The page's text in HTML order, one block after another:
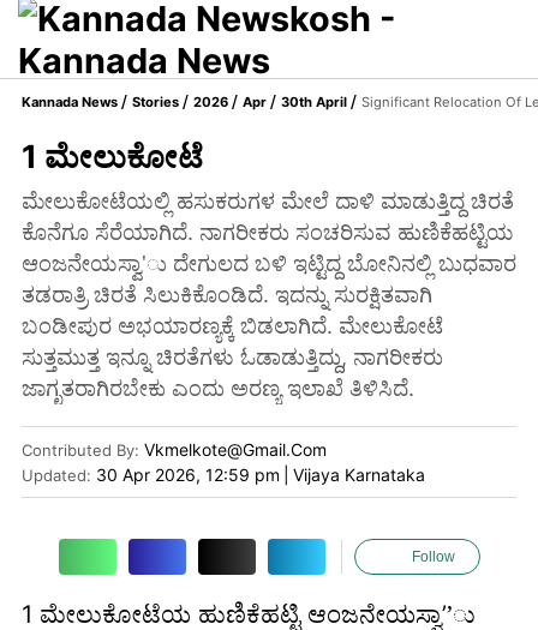
Kannada News Stories 2026 Apr 30th April Significant Relocation Of
1 ಮೇಲುಕೋಟೆ
ಮೇಲುಕೋಟೆಯಲ್ಲಿ ಹಸುಕರುಗಳ ಮೇಲೆ ದಾಳಿ ಮಾಡುತ್ತಿದ್ದ ಚಿರತೆ
ಕೊನೆಗೂ ಸೆರೆಯಾಗಿದೆ. ನಾಗರೀಕರು ಸಂಚರಿಸುವ ಹುಣಿಕೆಹಟ್ಟಿಯ
ಆಂಜನೇಯಸ್ವಾ'ು ದೇಗುಲದ ಬಳಿ ಇಟ್ಟಿದ್ದ ಬೋನಿನಲ್ಲಿ ಬುಧವಾರ
ತಡರಾತ್ರಿ ಚಿರತೆ ಸಿಲುಕಿಕೊಂಡಿದೆ. ಇದನ್ನು ಸುರಕ್ಷಿತವಾಗಿ
ಬಂಡೀಪುರ ಅಭಯಾರಣ್ಯಕ್ಕೆ ಬಿಡಲಾಗಿದೆ. ಮೇಲುಕೋಟೆ
ಸುತ್ತಮುತ್ತ ಇನ್ನೂ ಚಿರತೆಗಳು ಓಡಾಡುತ್ತಿದ್ದು, ನಾಗರೀಕರು
ಜಾಗೃತರಾಗಿರಬೇಕು ಎಂದು ಅರಣ್ಯ ಇಲಾಖೆ ತಿಳಿಸಿದೆ.
Contributed By: Vkmelkote@gmail.com
Updated: 30 Apr 2026, 12:59 pm Vijaya Karnataka
Follow
1 ಮೇಲುಕೋಟೆಯ ಹುಣಿಕೆಹಟ್ಟಿ ಆಂಜನೇಯಸ್ವಾ’’ು